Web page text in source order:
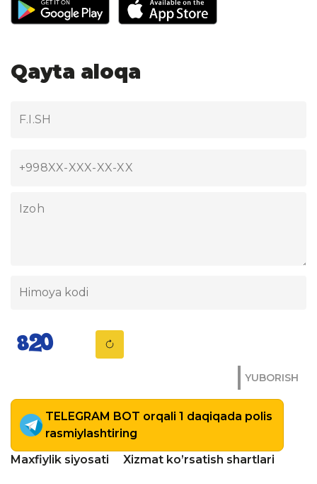
Qayta aloqa
YUBORISH
TELEGRAM BOT orqali 1 daqiqada polis
rasmiylashtiring
Maxfiylik siyosati
Xizmat ko’rsatish shartlari